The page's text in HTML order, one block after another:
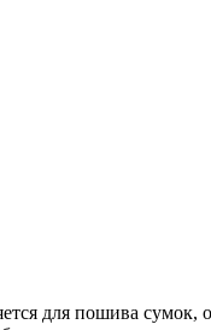
для пошива сумок,